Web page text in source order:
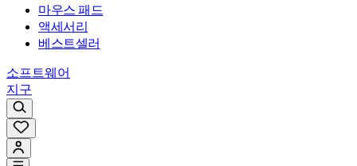
마우스 패드
액세서리
베스트셀러
소프트웨어
지구